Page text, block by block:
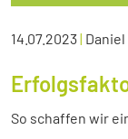
14.07.2023|
So schaffen wir